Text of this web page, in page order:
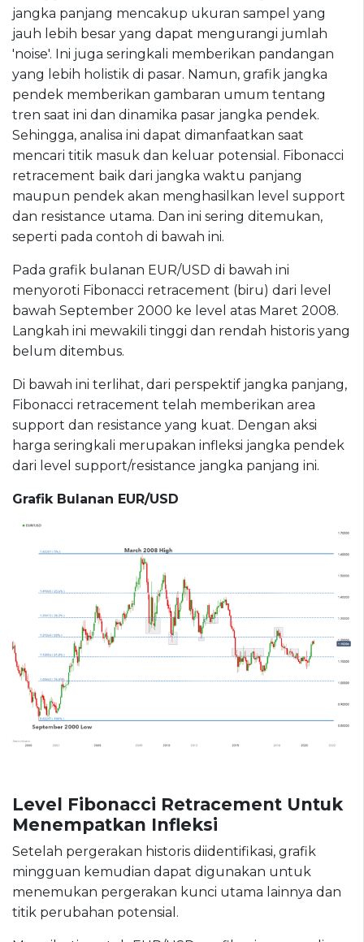
jangka panjang mencakup ukuran sampel yang
jauh lebih besar yang dapat mengurangi jumlah
'noise'. Ini juga seringkali memberikan pandangan
yang lebih holistik di pasar. Namun, grafik jangka
pendek memberikan gambaran umum tentang
tren saat ini dan dinamika pasar jangka pendek.
Sehingga, analisa ini dapat dimanfaatkan saat
mencari titik masuk dan keluar potensial. Fibonacci
retracement baik dari jangka waktu panjang
maupun pendek akan menghasilkan level support
dan resistance utama. Dan ini sering ditemukan,
seperti pada contoh di bawah ini.
Pada grafik bulanan EUR/USD di bawah ini
menyoroti Fibonacci retracement (biru) dari level
bawah September 2000 ke level atas Maret 2008.
Langkah ini mewakili tinggi dan rendah historis yang
belum ditembus.
Di bawah ini terlihat, dari perspektif jangka panjang,
Fibonacci retracement telah memberikan area
support dan resistance yang kuat. Dengan aksi
harga seringkali merupakan infleksi jangka pendek
dari level support/resistance jangka panjang ini.
Grafik Bulanan EUR/USD
Level Fibonacci Retracement Untuk
Menempatkan Infleksi
Setelah pergerakan historis diidentifikasi, grafik
mingguan kemudian dapat digunakan untuk
menemukan pergerakan kunci utama lainnya dan
titik perubahan potensial.